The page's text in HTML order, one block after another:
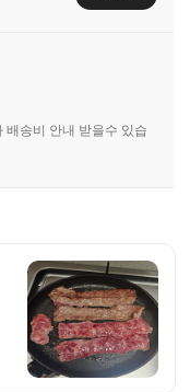
배송비 안내 받을수 있습